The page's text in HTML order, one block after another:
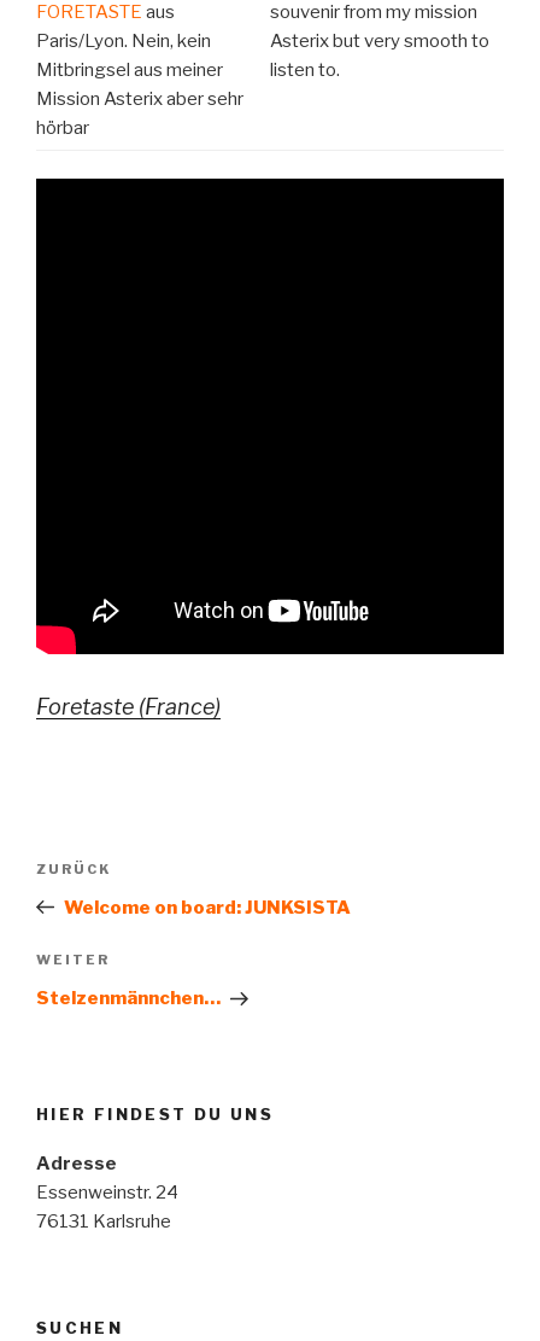
FORETASTE aus
Paris/Lyon. Nein, kein
Mitbringsel aus meiner
Mission Asterix aber sehr
hörbar
souvenir from my mission
Asterix but very smooth to
listen to.
Foretaste (France)
Beitragsnavigation
Vorheriger
Beitrag
ZURÜCK
Welcome on board: JUNKSISTA
Nächster
Beitrag
WEITER
Stelzenmännchen…
HIER FINDEST DU UNS
Adresse
Essenweinstr. 24
76131 Karlsruhe
SUCHEN